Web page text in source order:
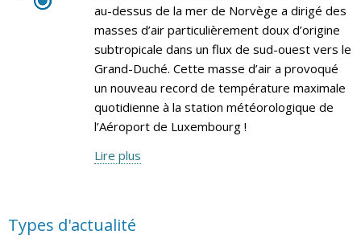
au-dessus de la mer de Norvège a dirigé des
masses d’air particulièrement doux d’origine
subtropicale dans un flux de sud-ouest vers le
Grand-Duché. Cette masse d’air a provoqué
un nouveau record de température maximale
quotidienne à la station météorologique de
l’Aéroport de Luxembourg !
Lire plus
Types d'actualité